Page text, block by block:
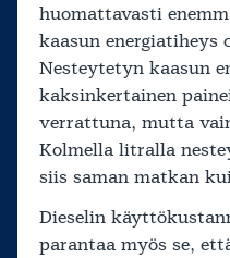
huomattavasti
kaasun energiatiheys
Nesteytetyn kaasun
kaksinkertainen
verrattuna, mutta
Kolmella litralla
siis saman matkan
Dieselin
parantaa myös se,